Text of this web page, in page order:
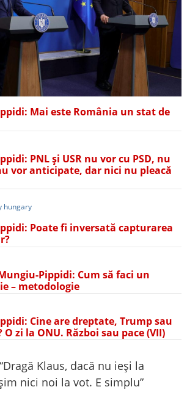
Mai este România un stat de
PNL și USR nu vor cu PSD, nu
vor anticipate, dar nici nu pleacă
Poate fi inversată capturarea
Pippidi: Cum să faci un
– metodologie
Cine are dreptate, Trump sau
zi la ONU. Război sau pace (VII)
Dragă Klaus, dacă nu ieși la
nici noi la vot. E simplu”